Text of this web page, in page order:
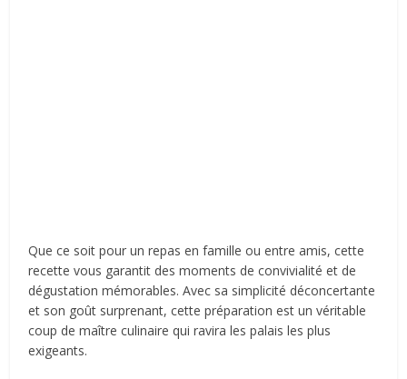
Que ce soit pour un repas en famille ou entre amis, cette
recette vous garantit des moments de convivialité et de
dégustation mémorables. Avec sa simplicité déconcertante
et son goût surprenant, cette préparation est un véritable
coup de maître culinaire qui ravira les palais les plus
exigeants.